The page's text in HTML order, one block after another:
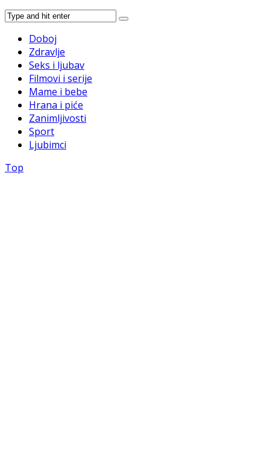
Doboj
Zdravlje
Seks i ljubav
Filmovi i serije
Mame i bebe
Hrana i piće
Zanimljivosti
Sport
Ljubimci
Top